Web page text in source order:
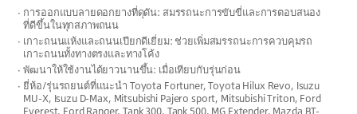
การออกแบบลายดอกยางที่ดุดัน: สมรรถนะการขับขี่และการตอบสนอง
ที่ดีขึ้นในทุกสภาพถนน
เกาะถนนแห้งและถนนเปียกดีเยี่ยม: ช่วยเพิ่มสมรรถนะการควบคุมรถ
เกาะถนนทั้งทางตรงและทางโค้ง
พัฒนาให้ใช้งานได้ยาวนานขึ้น: เมื่อเทียบกับรุ่นก่อน
ยี่ห้อ/รุ่นรถยนต์ที่แนะนำ Toyota Fortuner, Toyota Hilux Revo, Isuzu
MU-X, Isuzu D-Max, Mitsubishi Pajero sport, Mitsubishi Triton, Ford
Everest, Ford Ranger, Tank 300, Tank 500, MG Extender, Mazda BT-